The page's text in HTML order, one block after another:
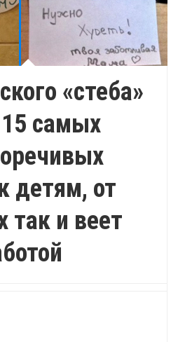
«стеба»
самых
детям, от
так и веет